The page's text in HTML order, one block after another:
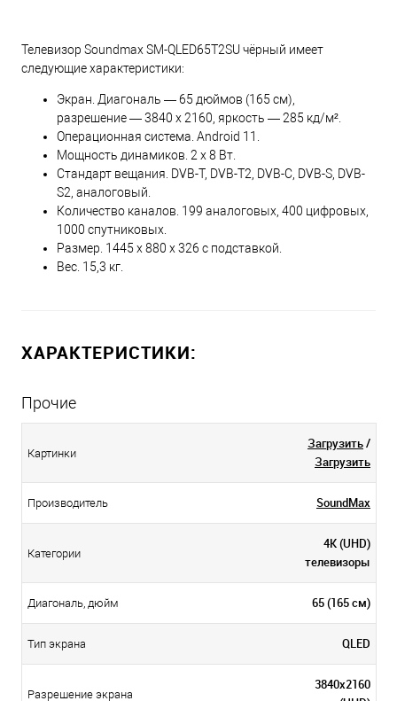
Телевизор Soundmax SM-QLED65T2SU чёрный имеет
следующие характеристики:
Экран. Диагональ — 65 дюймов (165 см),
разрешение — 3840 х 2160, яркость — 285 кд/м².
Операционная система. Android 11.
Мощность динамиков. 2 х 8 Вт.
Стандарт вещания. DVB-T, DVB-T2, DVB-C, DVB-S, DVB-
S2, аналоговый.
Количество каналов. 199 аналоговых, 400 цифровых,
1000 спутниковых.
Размер. 1445 х 880 х 326 с подставкой.
Вес. 15,3 кг.
ХАРАКТЕРИСТИКИ:
Прочие
Картинки
Загрузить/
Загрузить
Производитель SoundMax
Категории
4K (UHD)
телевизоры
Диагональ, дюйм 65 (165 см)
Тип экрана QLED
Разрешение экрана
3840х2160